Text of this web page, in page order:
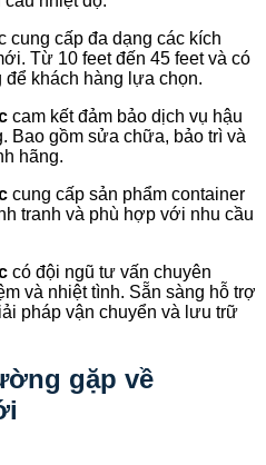
cung cấp đa dạng các kích
Từ 10 feet đến 45 feet và có
để khách hàng lựa chọn.
cam kết đảm bảo dịch vụ hậu
Bao gồm sửa chữa, bảo trì và
hãng.
cung cấp sản phẩm container
tranh và phù hợp với nhu cầu
có đội ngũ tư vấn chuyên
và nhiệt tình. Sẵn sàng hỗ trợ
pháp vận chuyển và lưu trữ
gặp về